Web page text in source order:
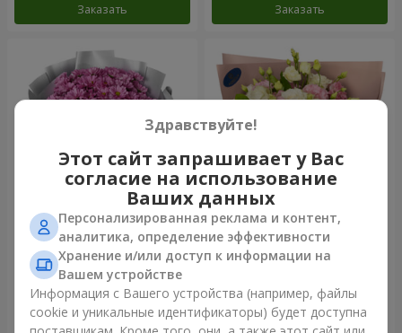
Заказать Заказать
Букет "Твои хризантемы"
1 881 грн
Заказать
Букет "Панна Котта"
Заказать
Здравствуйте!
Этот сайт запрашивает у Вас
согласие на использование
Ваших данных
Персонализированная реклама и контент,
аналитика, определение эффективности
Хранение и/или доступ к информации на
Вашем устройстве
Информация с Вашего устройства (например, файлы
cookie и уникальные идентификаторы) будет доступна